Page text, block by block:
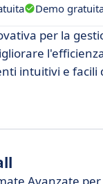
Demo
per la
intuitivi e facili
Avanzate